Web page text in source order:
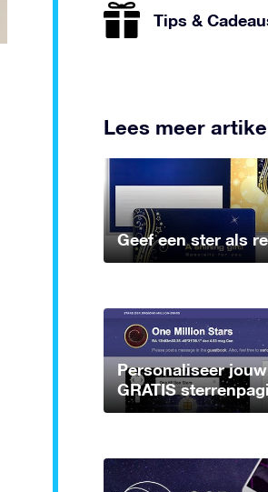
Tips &
Lees meer
Geef een ster als
Personaliseer
GRATIS